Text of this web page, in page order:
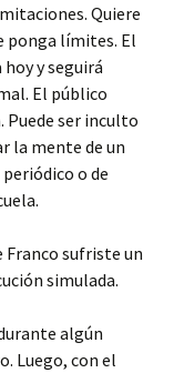
Quiere
ponga límites. El
y seguirá
El público
Puede ser inculto
la mente de un
o de
Franco sufriste un
simulada.
algún
Luego, con el